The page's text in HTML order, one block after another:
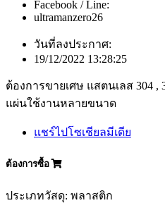
Facebook / Line:
ultramanzero26
วันที่ลงประกาศ:
19/12/2022 13:28:25
ต้องการขายเศษ แสตนเลส 304
แผ่นใช้งานหลายขนาด
แชร์ไปโซเชียลมีเดีย
ต้องการซื้อ
ประเภทวัสดุ: พลาสติก